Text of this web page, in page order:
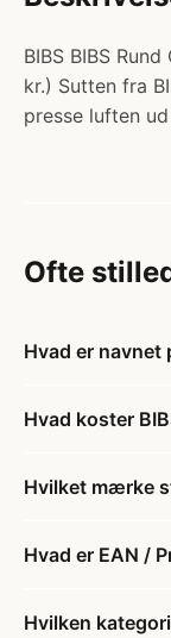
BIBS BIBS
kr.) Sutten fra
presse luften
Ofte
Hvad er navnet
Hvad koster
Hvilket mærke
Hvad er EAN /
Hvilken